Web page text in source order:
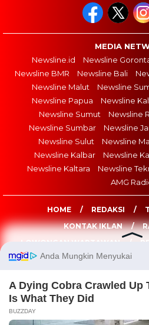
MEDIA
Newsline.id
Newsline
Newsline BMR
Newsline Bali
Newsline Malut
Newsline
Newsline Papua
Newsline
Newsline Sumut
Newsline
Newsline Sumbar
Newsline
Newsline Sulut
Newsline
Newsline Kalbar
Newsline
Newsline Kaltara
Newsline
AMG
HOME REDAKSI
KONTAK IKLAN
DISCLAIMER
NEWSLINE.ID ©